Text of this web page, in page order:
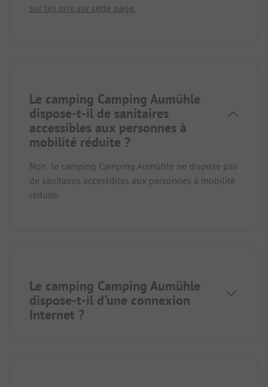
sur les prix sur cette page.
Le camping Camping Aumühle
dispose-t-il de sanitaires
accessibles aux personnes à
mobilité réduite ?
Non, le camping Camping Aumühle ne dispose pas
de sanitaires accessibles aux personnes à mobilité
réduite.
Le camping Camping Aumühle
dispose-t-il d'une connexion
Internet ?